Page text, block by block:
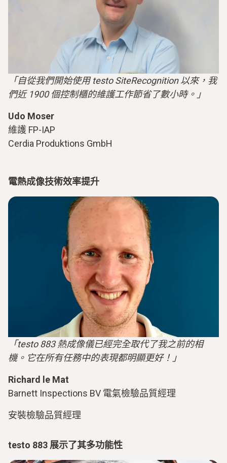
「自從我們開始使用 testo SiteRecognition 以來，我
們近 1900 個控制櫃的維護工作節省了數小時。」
Udo Moser
維護 FP-IAP
Cerdia Produktions GmbH
電熱成像技術效率提升
「testo 883 熱成像儀已經完全取代了我之前的相
機。它在所有任務中的表現都明顯更好！」
Richard le Mat
Barnett Inspections BV 電氣檢驗品質經理
安裝檢驗品質經理
testo 883 展示了其多功能性